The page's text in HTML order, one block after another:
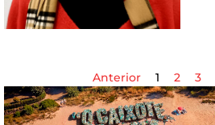
Anterior 1 2 3